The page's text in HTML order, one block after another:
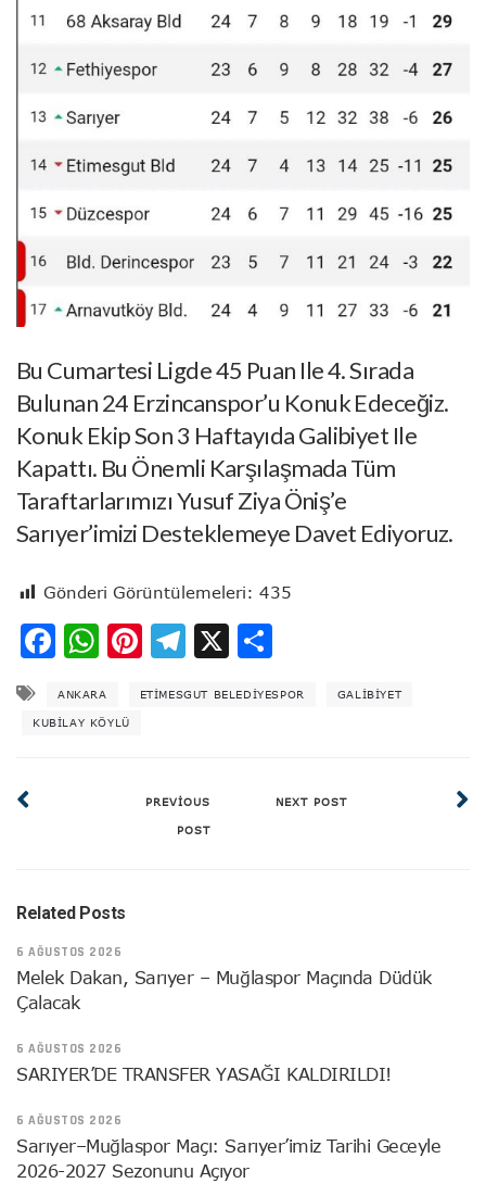
Bu Cumartesi Ligde 45 Puan Ile 4. Sırada
Bulunan 24 Erzincanspor’u Konuk Edeceğiz.
Konuk Ekip Son 3 Haftayıda Galibiyet Ile
Kapattı. Bu Önemli Karşılaşmada Tüm
Taraftarlarımızı Yusuf Ziya Öniş’e
Sarıyer’imizi Desteklemeye Davet Ediyoruz.
Gönderi Görüntülemeleri: 435
Facebook
WhatsApp
Pinterest
Telegram
X
ANKARA ETIMESGUT BELEDIYESPOR GALIBIYET
KUBILAY KÖYLÜ
PREVIOUS
POST
NEXT POST
Related Posts
6 AĞUSTOS 2026
Melek Dakan, Sarıyer – Muğlaspor Maçında Düdük
Çalacak
6 AĞUSTOS 2026
SARIYER’DE TRANSFER YASAĞI KALDIRILDI!
6 AĞUSTOS 2026
Sarıyer–Muğlaspor Maçı: Sarıyer’imiz Tarihi Geceyle
2026-2027 Sezonunu Açıyor